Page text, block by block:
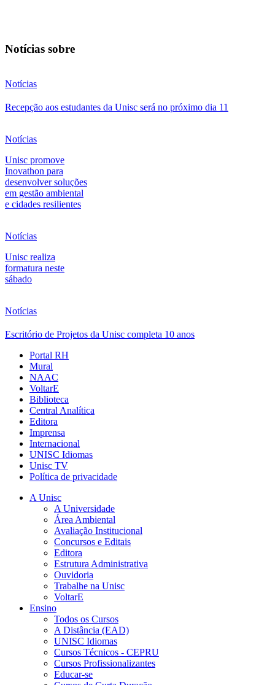
Notícias sobre
Notícias
Recepção aos estudantes da Unisc será no próximo dia 11
Notícias
Unisc promove
Inovathon para
desenvolver soluções
em gestão ambiental
e cidades resilientes
Notícias
Unisc realiza
formatura neste
sábado
Notícias
Escritório de Projetos da Unisc completa 10 anos
Portal RH
Mural
NAAC
VoltarE
Biblioteca
Central Analítica
Editora
Imprensa
Internacional
UNISC Idiomas
Unisc TV
Política de privacidade
A Unisc
A Universidade
Área Ambiental
Avaliação Institucional
Concursos e Editais
Editora
Estrutura Administrativa
Ouvidoria
Trabalhe na Unisc
VoltarE
Ensino
Todos os Cursos
A Distância (EAD)
UNISC Idiomas
Cursos Técnicos - CEPRU
Cursos Profissionalizantes
Educar-se